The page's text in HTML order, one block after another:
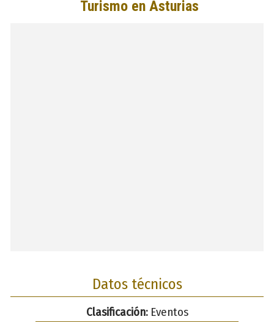
Datos técnicos
Clasificación:Eventos